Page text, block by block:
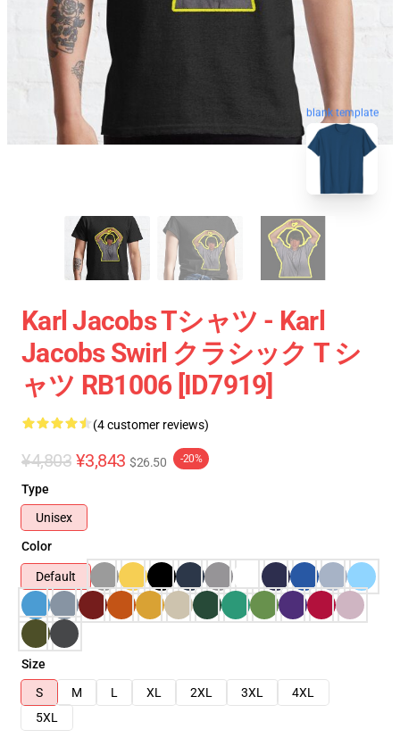
blank template
Karl Jacobs Tシャツ - Karl
Jacobs Swirl クラシック T シ
ャツ RB1006 [ID7919]
(4 customer reviews)
¥4,803 ¥3,843 $26.50 -20%
Type
Unisex
Color
Default
Size
S
M L XL 2XL 3XL
4XL
5XL